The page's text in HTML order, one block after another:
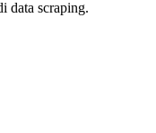
data scraping.